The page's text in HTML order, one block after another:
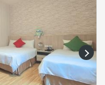
next